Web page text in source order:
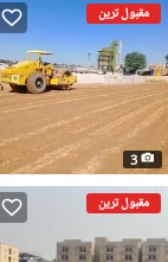
مقبول ترین
3
مقبول ترین